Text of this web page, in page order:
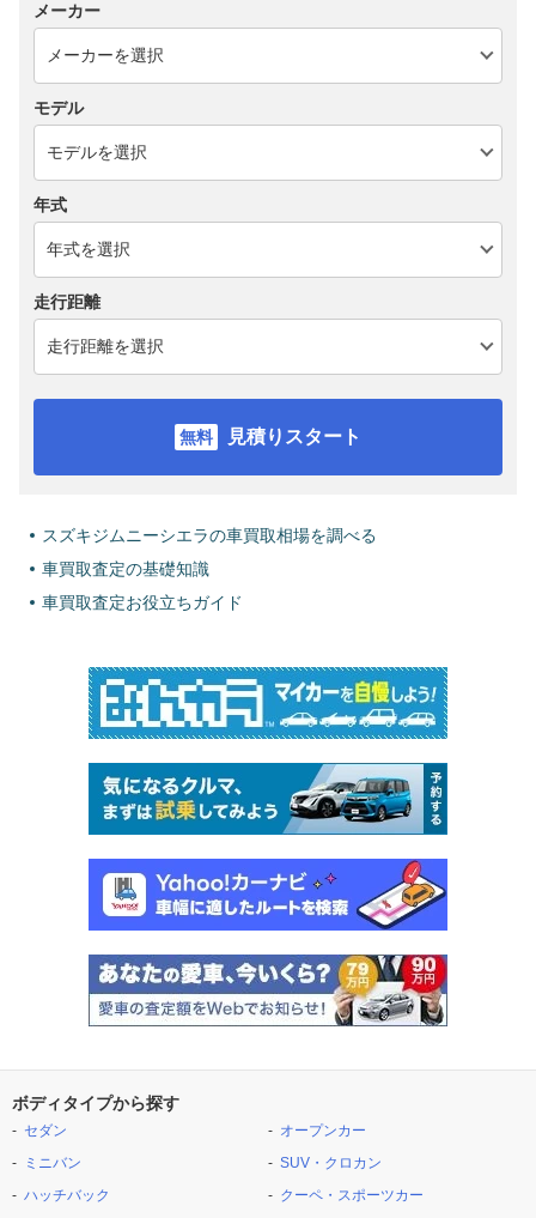
メーカー
モデル
年式
走行距離
見積りスタート
スズキジムニーシエラの車買取相場を調べる
車買取査定の基礎知識
車買取査定お役立ちガイド
ボディタイプから探す
セダン
ミニバン
ハッチバック
オープンカー
SUV・クロカン
クーペ・スポーツカー